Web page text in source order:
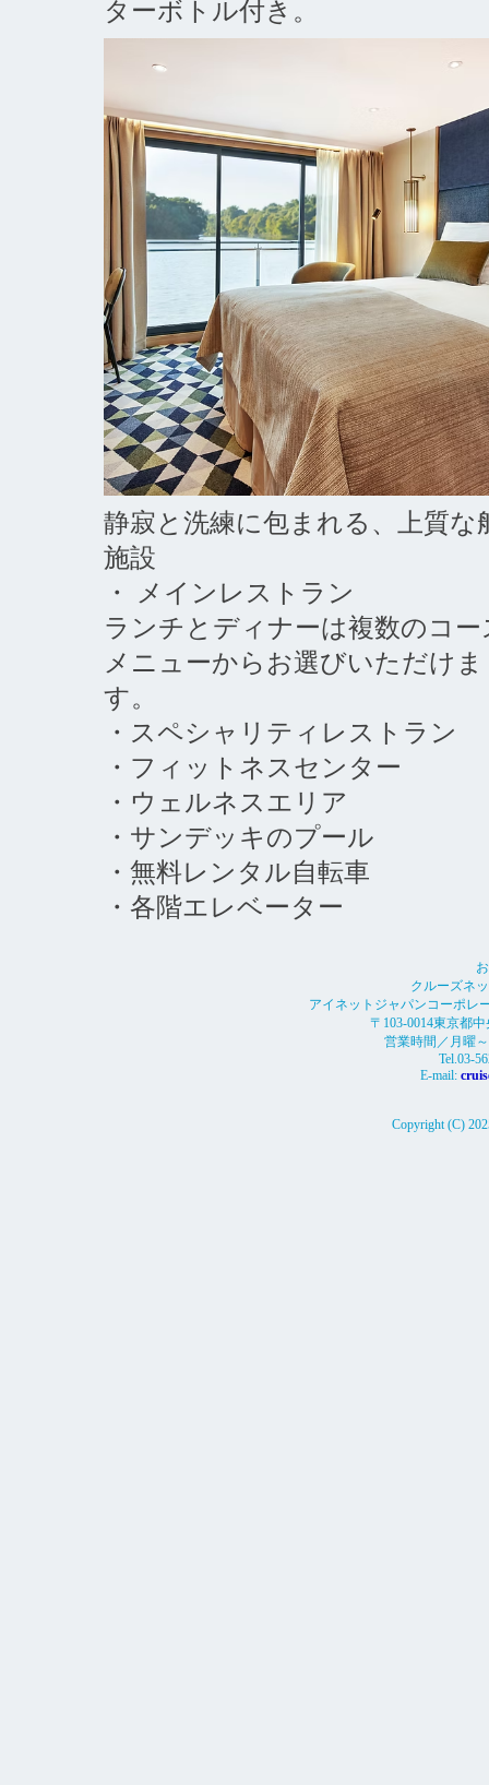
ターボトル付き。
静寂と洗練に包まれる、上質な
施設
・ メインレストラン
ランチとディナーは複数のコー
メニューからお選びいただけま
す。
・スペシャリティレストラン
・フィットネスセンター
・ウェルネスエリア
・サンデッキのプール
・無料レンタル自転車
・各階エレベーター
クルーズネ
アイネットジャパンコーポ
〒103-0014東京都
営業時間／月曜
Tel.03-
E-mail:
Copyright (C)